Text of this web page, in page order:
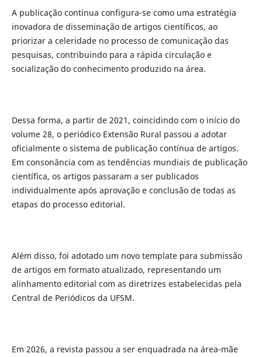
A publicação contínua configura-se como uma estratégia
inovadora de disseminação de artigos científicos, ao
priorizar a celeridade no processo de comunicação das
pesquisas, contribuindo para a rápida circulação e
socialização do conhecimento produzido na área.
Dessa forma, a partir de 2021, coincidindo com o início do
volume 28, o periódico Extensão Rural passou a adotar
oficialmente o sistema de publicação contínua de artigos.
Em consonância com as tendências mundiais de publicação
científica, os artigos passaram a ser publicados
individualmente após aprovação e conclusão de todas as
etapas do processo editorial.
Além disso, foi adotado um novo template para submissão
de artigos em formato atualizado, representando um
alinhamento editorial com as diretrizes estabelecidas pela
Central de Periódicos da UFSM.
Em 2026, a revista passou a ser enquadrada na área-mãe